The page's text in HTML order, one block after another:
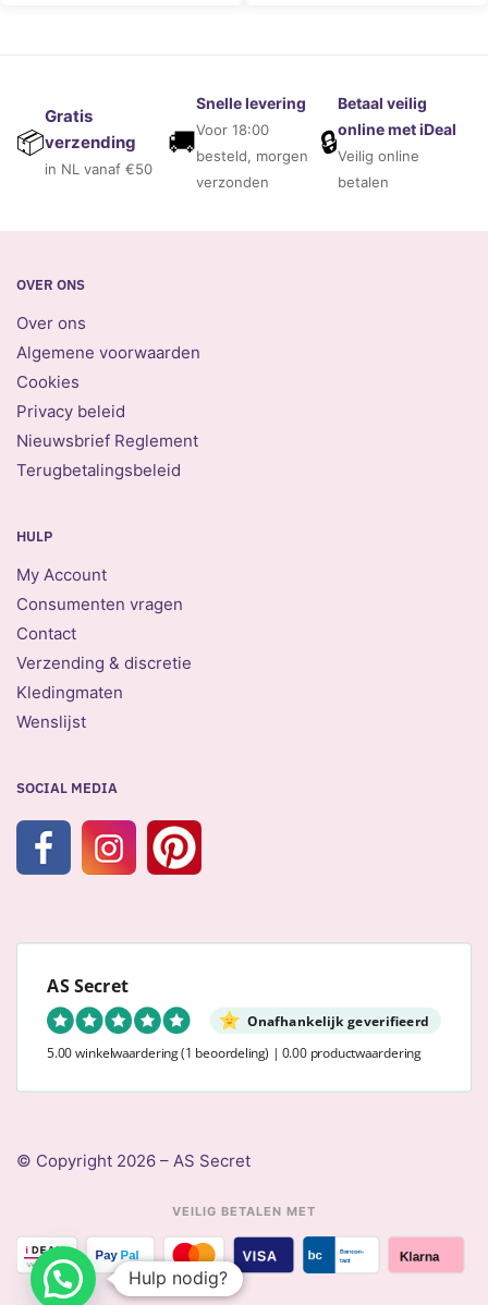
📦
Gratis
verzending
in NL vanaf €50
🚚
Snelle levering
Voor 18:00
besteld, morgen
verzonden
🔒
Betaal veilig
online met iDeal
Veilig online
betalen
OVER ONS
Over ons
Algemene voorwaarden
Cookies
Privacy beleid
Nieuwsbrief Reglement
Terugbetalingsbeleid
HULP
My Account
Consumenten vragen
Contact
Verzending & discretie
Kledingmaten
Wenslijst
SOCIAL MEDIA
AS Secret
Onafhankelijk geverifieerd
5.00 winkelwaardering(1 beoordeling) | 0.00 productwaardering
© Copyright 2026 – AS Secret
VEILIG BETALEN MET
Hulp nodig?